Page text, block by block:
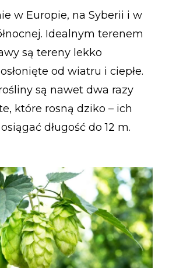
w Europie, na Syberii i w
Idealnym terenem
są tereny lekko
od wiatru i ciepłe.
są nawet dwa razy
które rosną dziko – ich
długość do 12 m.